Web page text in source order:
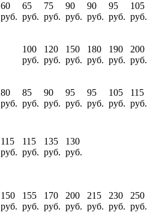
60
руб.
65
руб.
75
руб.
90
руб.
90
руб.
95
руб.
105
руб.
100
руб.
120
руб.
150
руб.
180
руб.
190
руб.
200
руб.
80
руб.
85
руб.
90
руб.
95
руб.
95
руб.
105
руб.
115
руб.
115
руб.
115
руб.
135
руб.
130
руб.
150
руб.
155
руб.
170
руб.
200
руб.
215
руб.
230
руб.
250
руб.